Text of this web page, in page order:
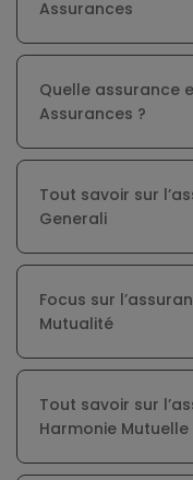
Assurances
Quelle assurance
Assurances ?
Tout savoir sur
Generali
Focus sur
Mutualité
Tout savoir sur
Harmonie Mutuelle